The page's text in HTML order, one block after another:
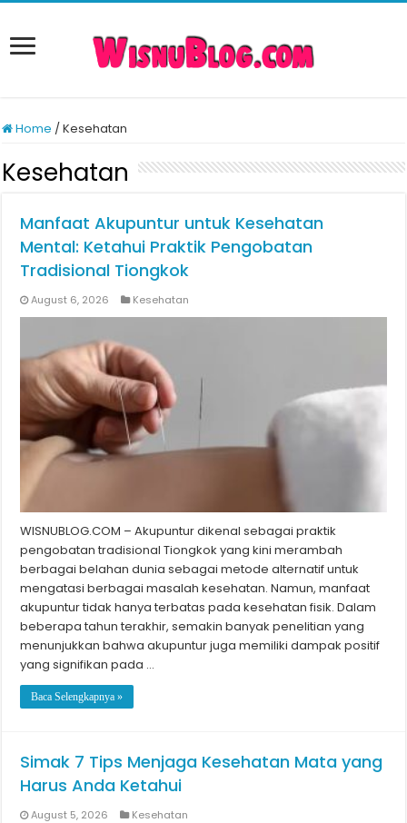
Home /Kesehatan
Kesehatan
Manfaat Akupuntur untuk Kesehatan
Mental: Ketahui Praktik Pengobatan
Tradisional Tiongkok
August 6, 2026 Kesehatan
WISNUBLOG.COM – Akupuntur dikenal sebagai praktik
pengobatan tradisional Tiongkok yang kini merambah
berbagai belahan dunia sebagai metode alternatif untuk
mengatasi berbagai masalah kesehatan. Namun, manfaat
akupuntur tidak hanya terbatas pada kesehatan fisik. Dalam
beberapa tahun terakhir, semakin banyak penelitian yang
menunjukkan bahwa akupuntur juga memiliki dampak positif
yang signifikan pada …
Baca Selengkapnya »
Simak 7 Tips Menjaga Kesehatan Mata yang
Harus Anda Ketahui
August 5, 2026 Kesehatan